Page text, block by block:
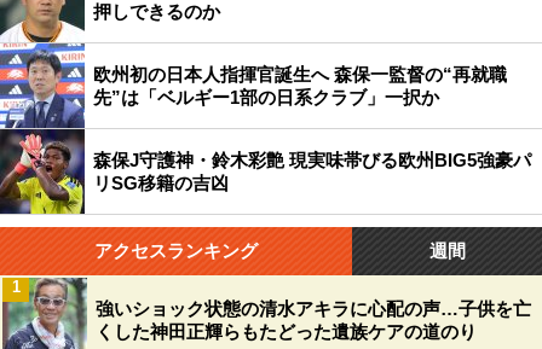
押しできるのか
欧州初の日本人指揮官誕生へ 森保一監督の“再就職
先”は「ベルギー1部の日系クラブ」一択か
森保J守護神・鈴木彩艶 現実味帯びる欧州BIG5強豪パ
リSG移籍の吉凶
アクセスランキング 週間
強いショック状態の清水アキラに心配の声…子供を亡
くした神田正輝らもたどった遺族ケアの道のり
1